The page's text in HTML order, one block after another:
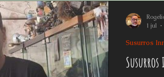
Susurros
1 jul